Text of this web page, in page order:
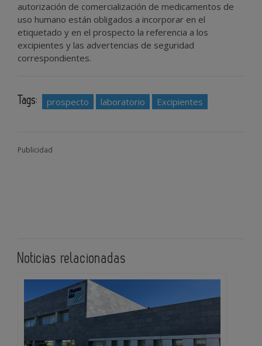
autorización de comercialización de medicamentos de
uso humano están obligados a incorporar en el
etiquetado y en el prospecto la referencia a los
excipientes y las advertencias de seguridad
correspondientes.
Tags: prospecto laboratorio Excipientes
Publicidad
Noticias relacionadas